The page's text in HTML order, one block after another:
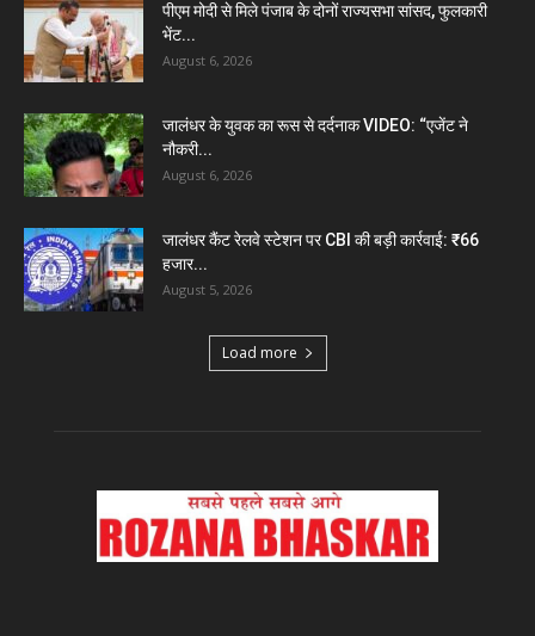
पीएम मोदी से मिले पंजाब के दोनों राज्यसभा सांसद, फुलकारी
भेंट...
August 6, 2026
जालंधर के युवक का रूस से दर्दनाक VIDEO: “एजेंट ने
नौकरी...
August 6, 2026
जालंधर कैंट रेलवे स्टेशन पर CBI की बड़ी कार्रवाई: ₹66
हजार...
August 5, 2026
Load more